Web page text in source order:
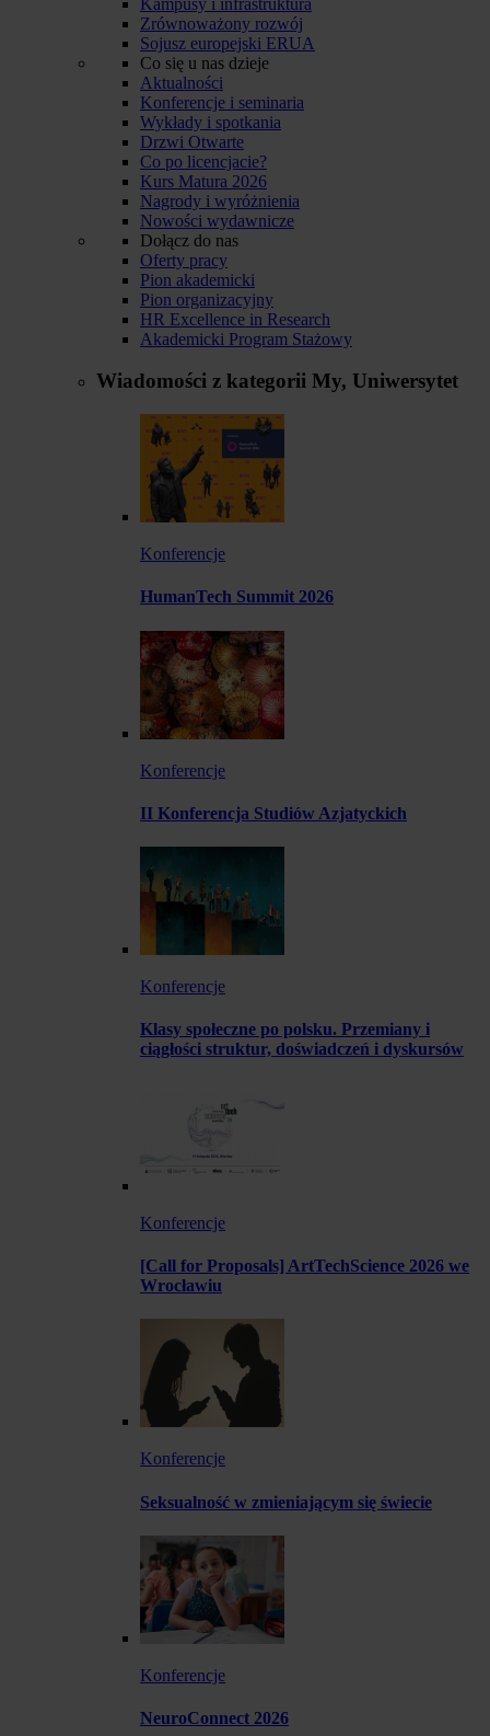
Zrównoważony rozwój
Sojusz europejski ERUA
Co się u nas dzieje
Aktualności
Konferencje i seminaria
Wykłady i spotkania
Drzwi Otwarte
Co po licencjacie?
Kurs Matura 2026
Nagrody i wyróżnienia
Nowości wydawnicze
Dołącz do nas
Oferty pracy
Pion akademicki
Pion organizacyjny
HR Excellence in Research
Akademicki Program Stażowy
Wiadomości z kategorii My, Uniwersytet
Konferencje
HumanTech Summit 2026
Konferencje
II Konferencja Studiów Azjatyckich
Konferencje
Klasy społeczne po polsku. Przemiany i
ciągłości struktur, doświadczeń i dyskursów
Konferencje
[Call for Proposals] ArtTechScience 2026 we
Wrocławiu
Konferencje
Seksualność w zmieniającym się świecie
Konferencje
NeuroConnect 2026